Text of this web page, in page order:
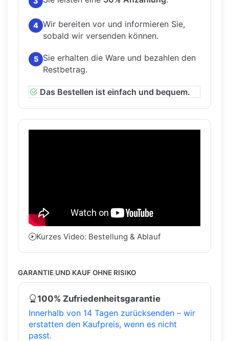
4 Wir bereiten vor und informieren Sie,
sobald wir versenden können.
5
Sie erhalten die Ware und bezahlen den
Restbetrag.
Das Bestellen ist einfach und bequem.
Kurzes Video: Bestellung & Ablauf
GARANTIE UND KAUF OHNE RISIKO
100% Zufriedenheitsgarantie
Innerhalb von 14 Tagen zurücksenden – wir
erstatten den Kaufpreis, wenn es nicht
passt.